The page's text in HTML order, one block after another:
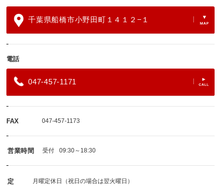
千葉県船橋市小野田町１４１２−１
電話
047-457-1171
FAX 047-457-1173
営業時間 受付 09:30～18:30
定
月曜定休日（祝日の場合は翌火曜日）